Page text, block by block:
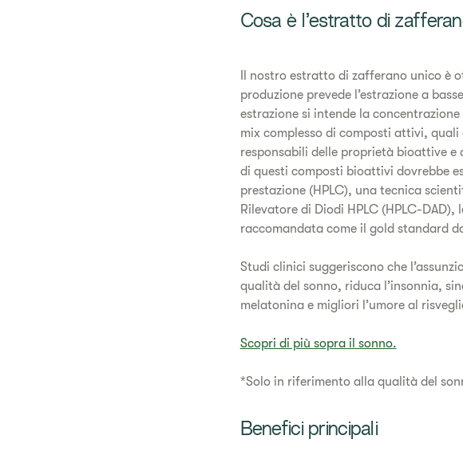
Cosa è l’estratto di
Il nostro estratto di zafferano unico è
produzione prevede l’estrazione a
estrazione si intende la
mix complesso di composti attivi,
responsabili delle proprietà bioattive
di questi composti bioattivi dovrebbe
prestazione (HPLC), una tecnica
Rilevatore di Diodi HPLC (HPLC-
raccomandata come il gold standard
Studi clinici suggeriscono che
qualità del sonno, riduca l’insonnia,
melatonina e migliori l’umore al
Scopri di più sopra il sonno.
*Solo in riferimento alla qualità del
Benefici principali